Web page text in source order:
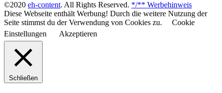
©2020 eh-content. All Rights Reserved. */** Werbehinweis
Diese Webseite enthält Werbung! Durch die weitere Nutzung der
Seite stimmst du der Verwendung von Cookies zu.
Cookie
Einstellungen
Akzeptieren
Schließen